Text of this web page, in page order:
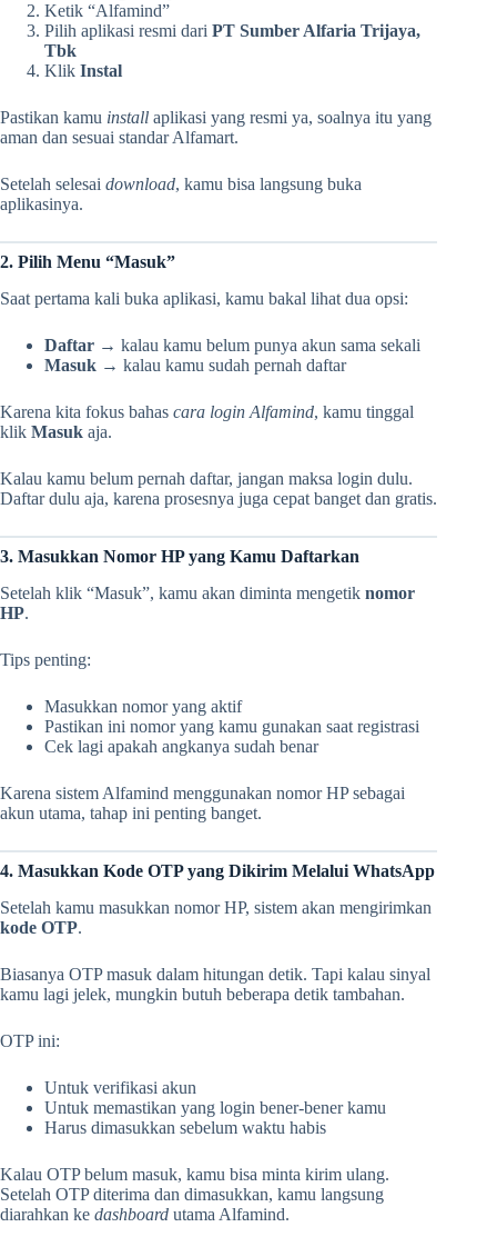
Ketik “Alfamind”
Pilih aplikasi resmi dari PT Sumber Alfaria Trijaya,
Tbk
Klik Instal
Pastikan kamu install aplikasi yang resmi ya, soalnya itu yang
aman dan sesuai standar Alfamart.
Setelah selesai download, kamu bisa langsung buka
aplikasinya.
2. Pilih Menu “Masuk”
Saat pertama kali buka aplikasi, kamu bakal lihat dua opsi:
Daftar → kalau kamu belum punya akun sama sekali
Masuk → kalau kamu sudah pernah daftar
Karena kita fokus bahas cara login Alfamind, kamu tinggal
klik Masuk aja.
Kalau kamu belum pernah daftar, jangan maksa login dulu.
Daftar dulu aja, karena prosesnya juga cepat banget dan gratis.
3. Masukkan Nomor HP yang Kamu Daftarkan
Setelah klik “Masuk”, kamu akan diminta mengetik nomor
HP.
Tips penting:
Masukkan nomor yang aktif
Pastikan ini nomor yang kamu gunakan saat registrasi
Cek lagi apakah angkanya sudah benar
Karena sistem Alfamind menggunakan nomor HP sebagai
akun utama, tahap ini penting banget.
4. Masukkan Kode OTP yang Dikirim Melalui WhatsApp
Setelah kamu masukkan nomor HP, sistem akan mengirimkan
kode OTP.
Biasanya OTP masuk dalam hitungan detik. Tapi kalau sinyal
kamu lagi jelek, mungkin butuh beberapa detik tambahan.
OTP ini:
Untuk verifikasi akun
Untuk memastikan yang login bener-bener kamu
Harus dimasukkan sebelum waktu habis
Kalau OTP belum masuk, kamu bisa minta kirim ulang.
Setelah OTP diterima dan dimasukkan, kamu langsung
diarahkan ke dashboard utama Alfamind.